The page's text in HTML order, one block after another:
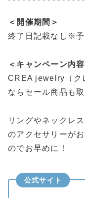
＜開催期間＞
終了日記載なし※予
＜キャンペーン内容
CREA jewelry（ク
ならセール商品も
リングやネックレ
のアクセサリーが
のでお早めに！
公式サイト